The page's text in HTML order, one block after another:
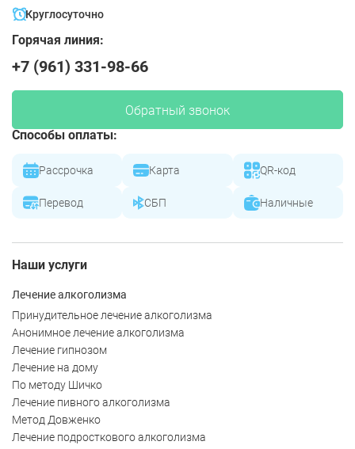
Круглосуточно
Горячая линия:
+7 (961) 331-98-66
Обратный звонок
Способы оплаты:
Рассрочка Карта QR-код
Перевод СБП Наличные
Наши услуги
Лечение алкоголизма
Принудительное лечение алкоголизма
Анонимное лечение алкоголизма
Лечение гипнозом
Лечение на дому
По методу Шичко
Лечение пивного алкоголизма
Метод Довженко
Лечение подросткового алкоголизма